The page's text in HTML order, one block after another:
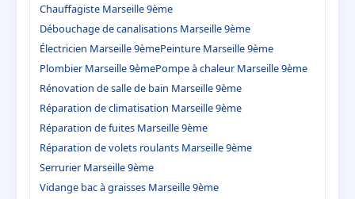
Chauffagiste Marseille 9ème
Débouchage de canalisations Marseille 9ème
Électricien Marseille 9èmePeinture Marseille 9ème
Plombier Marseille 9èmePompe à chaleur Marseille 9ème
Rénovation de salle de bain Marseille 9ème
Réparation de climatisation Marseille 9ème
Réparation de fuites Marseille 9ème
Réparation de volets roulants Marseille 9ème
Serrurier Marseille 9ème
Vidange bac à graisses Marseille 9ème